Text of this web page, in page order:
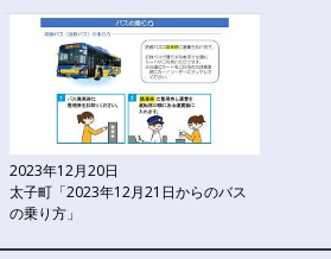
2023年12月20日
太子町「2023年12月21日からのバス
の乗り方」